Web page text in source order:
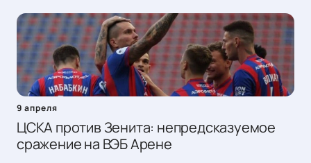
9 апреля
ЦСКА против Зенита: непредсказуемое
сражение на ВЭБ Арене